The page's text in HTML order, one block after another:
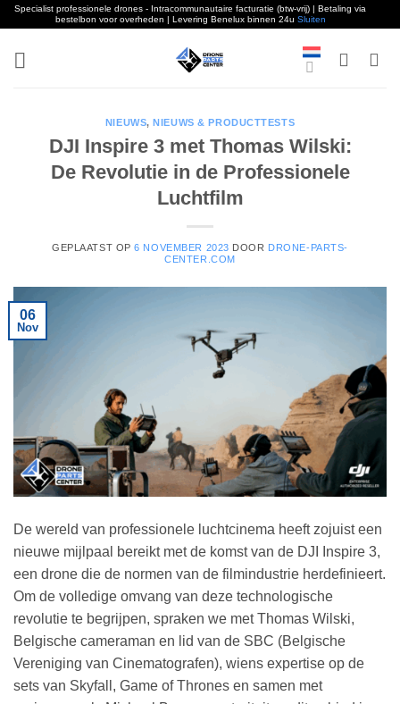
Specialist professionele drones - Intracommunautaire facturatie (btw-vrij) | Betaling via
bestelbon voor overheden | Levering Benelux binnen 24u Sluiten
NIEUWS,NIEUWS & PRODUCTTESTS
DJI Inspire 3 met Thomas Wilski:
De Revolutie in de Professionele
Luchtfilm
GEPLAATST OP6 NOVEMBER 2023 DOOR DRONE-PARTS-
CENTER.COM
06
Nov
De wereld van professionele luchtcinema heeft zojuist een
nieuwe mijlpaal bereikt met de komst van de DJI Inspire 3,
een drone die de normen van de filmindustrie herdefinieert.
Om de volledige omvang van deze technologische
revolutie te begrijpen, spraken we met Thomas Wilski,
Belgische cameraman en lid van de SBC (Belgische
Vereniging van Cinematografen), wiens expertise op de
sets van Skyfall, Game of Thrones en samen met